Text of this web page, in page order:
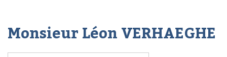
Monsieur Léon VERHAEGHE